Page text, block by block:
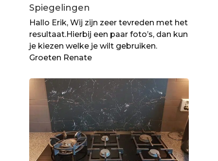
Spiegelingen
Hallo Erik, Wij zijn zeer tevreden met het
resultaat.Hierbij een paar foto’s, dan kun
je kiezen welke je wilt gebruiken.
Groeten Renate